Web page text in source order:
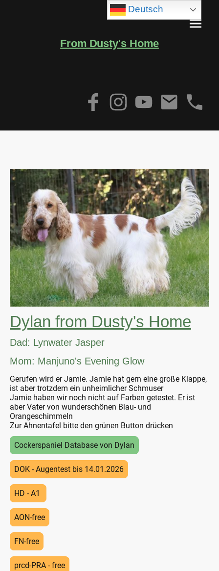
From Dusty's Home
Dylan from Dusty's Home
Dad: Lynwater Jasper
Mom: Manjuno's Evening Glow
Gerufen wird er Jamie. Jamie hat gern eine große Klappe,
ist aber trotzdem ein unheimlicher Schmuser
Jamie haben wir noch nicht auf Farben getestet. Er ist
aber Vater von wunderschönen Blau- und
Orangeschimmeln
Zur Ahnentafel bitte den grünen Button drücken
Cockerspaniel Database von Dylan
DOK - Augentest bis 14.01.2026
HD - A1
AON-free
FN-free
prcd-PRA - free
Deutsch